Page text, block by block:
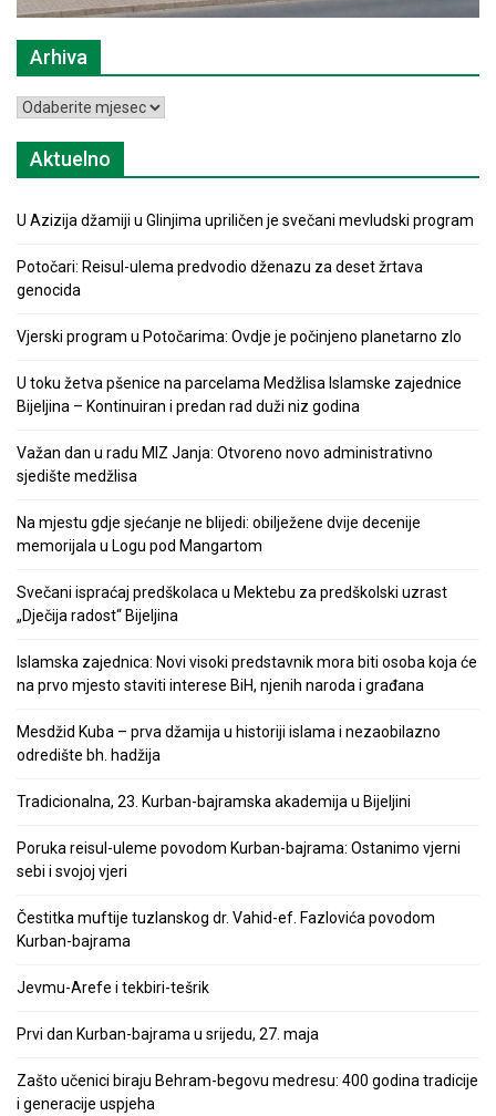
Arhiva
Arhiva
Aktuelno
U Azizija džamiji u Glinjima upriličen je svečani mevludski program
Potočari: Reisul-ulema predvodio dženazu za deset žrtava
genocida
Vjerski program u Potočarima: Ovdje je počinjeno planetarno zlo
U toku žetva pšenice na parcelama Medžlisa Islamske zajednice
Bijeljina – Kontinuiran i predan rad duži niz godina
Važan dan u radu MIZ Janja: Otvoreno novo administrativno
sjedište medžlisa
Na mjestu gdje sjećanje ne blijedi: obilježene dvije decenije
memorijala u Logu pod Mangartom
Svečani ispraćaj predškolaca u Mektebu za predškolski uzrast
„Dječija radost“ Bijeljina
Islamska zajednica: Novi visoki predstavnik mora biti osoba koja će
na prvo mjesto staviti interese BiH, njenih naroda i građana
Mesdžid Kuba – prva džamija u historiji islama i nezaobilazno
odredište bh. hadžija
Tradicionalna, 23. Kurban-bajramska akademija u Bijeljini
Poruka reisul-uleme povodom Kurban-bajrama: Ostanimo vjerni
sebi i svojoj vjeri
Čestitka muftije tuzlanskog dr. Vahid-ef. Fazlovića povodom
Kurban-bajrama
Jevmu-Arefe i tekbiri-tešrik
Prvi dan Kurban-bajrama u srijedu, 27. maja
Zašto učenici biraju Behram-begovu medresu: 400 godina tradicije
i generacije uspjeha